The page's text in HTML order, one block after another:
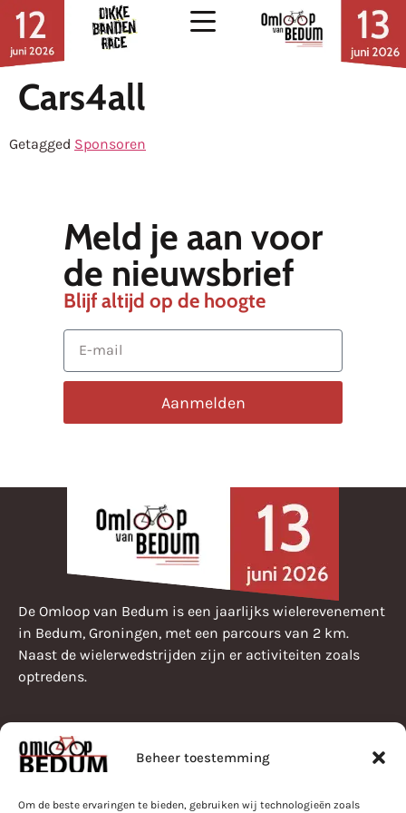
Beheer toestemming
Om de beste ervaringen te bieden, gebruiken wij technologieën zoals
Cars4all
Getagged Sponsoren
Meld je aan voor
de nieuwsbrief
Blijf altijd op de hoogte
Aanmelden
De Omloop van Bedum is een jaarlijks wielerevenement
in Bedum, Groningen, met een parcours van 2 km.
Naast de wielerwedstrijden zijn er activiteiten zoals
optredens.
Pearle Omloop van Bedum